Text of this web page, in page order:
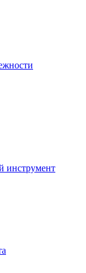
инструмент